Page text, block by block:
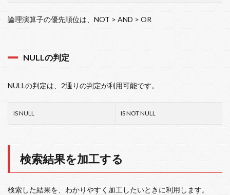
論理演算子の優先順位は、NOT > AND > OR
NULLの判定
NULLの判定は、2通りの判定が利用可能です。
IS NULL IS NOT NULL
検索結果を加工する
検索した結果を、わかりやすく加工したいときに利用します。